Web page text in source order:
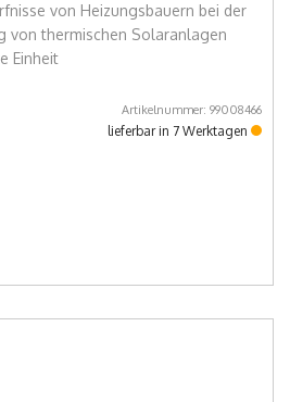
von Heizungsbauern bei der
von thermischen Solaranlagen
Einheit
Artikelnummer: 99008466
lieferbar in 7 Werktagen